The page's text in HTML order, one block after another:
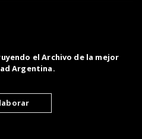
el Archivo de la mejor
Argentina.